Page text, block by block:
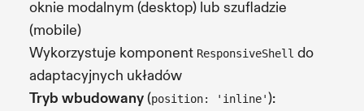
oknie modalnym (desktop) lub szufladzie
(mobile)
Wykorzystuje komponent ResponsiveShell do
adaptacyjnych układów
Tryb wbudowany(position: 'inline'):